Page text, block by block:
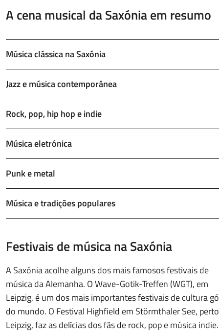
A cena musical da Saxónia em resumo
Música clássica na Saxónia
Jazz e música contemporânea
Rock, pop, hip hop e indie
Música eletrónica
Punk e metal
Música e tradições populares
Festivais de música na Saxónia
A Saxónia acolhe alguns dos mais famosos festivais de
música da Alemanha. O Wave-Gotik-Treffen (WGT), em
Leipzig, é um dos mais importantes festivais de cultura
do mundo. O Festival Highfield em Störmthaler See,
Leipzig, faz as delícias dos fãs de rock, pop e música indie.